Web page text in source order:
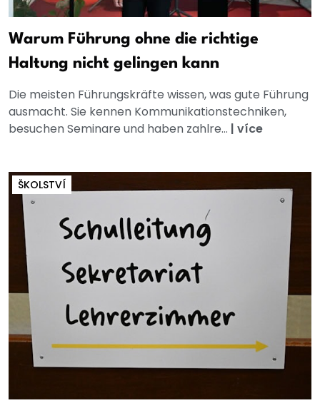
Warum Führung ohne die richtige
Haltung nicht gelingen kann
Die meisten Führungskräfte wissen, was gute Führung
ausmacht. Sie kennen Kommunikationstechniken,
besuchen Seminare und haben zahlre... | více
ŠKOLSTVÍ